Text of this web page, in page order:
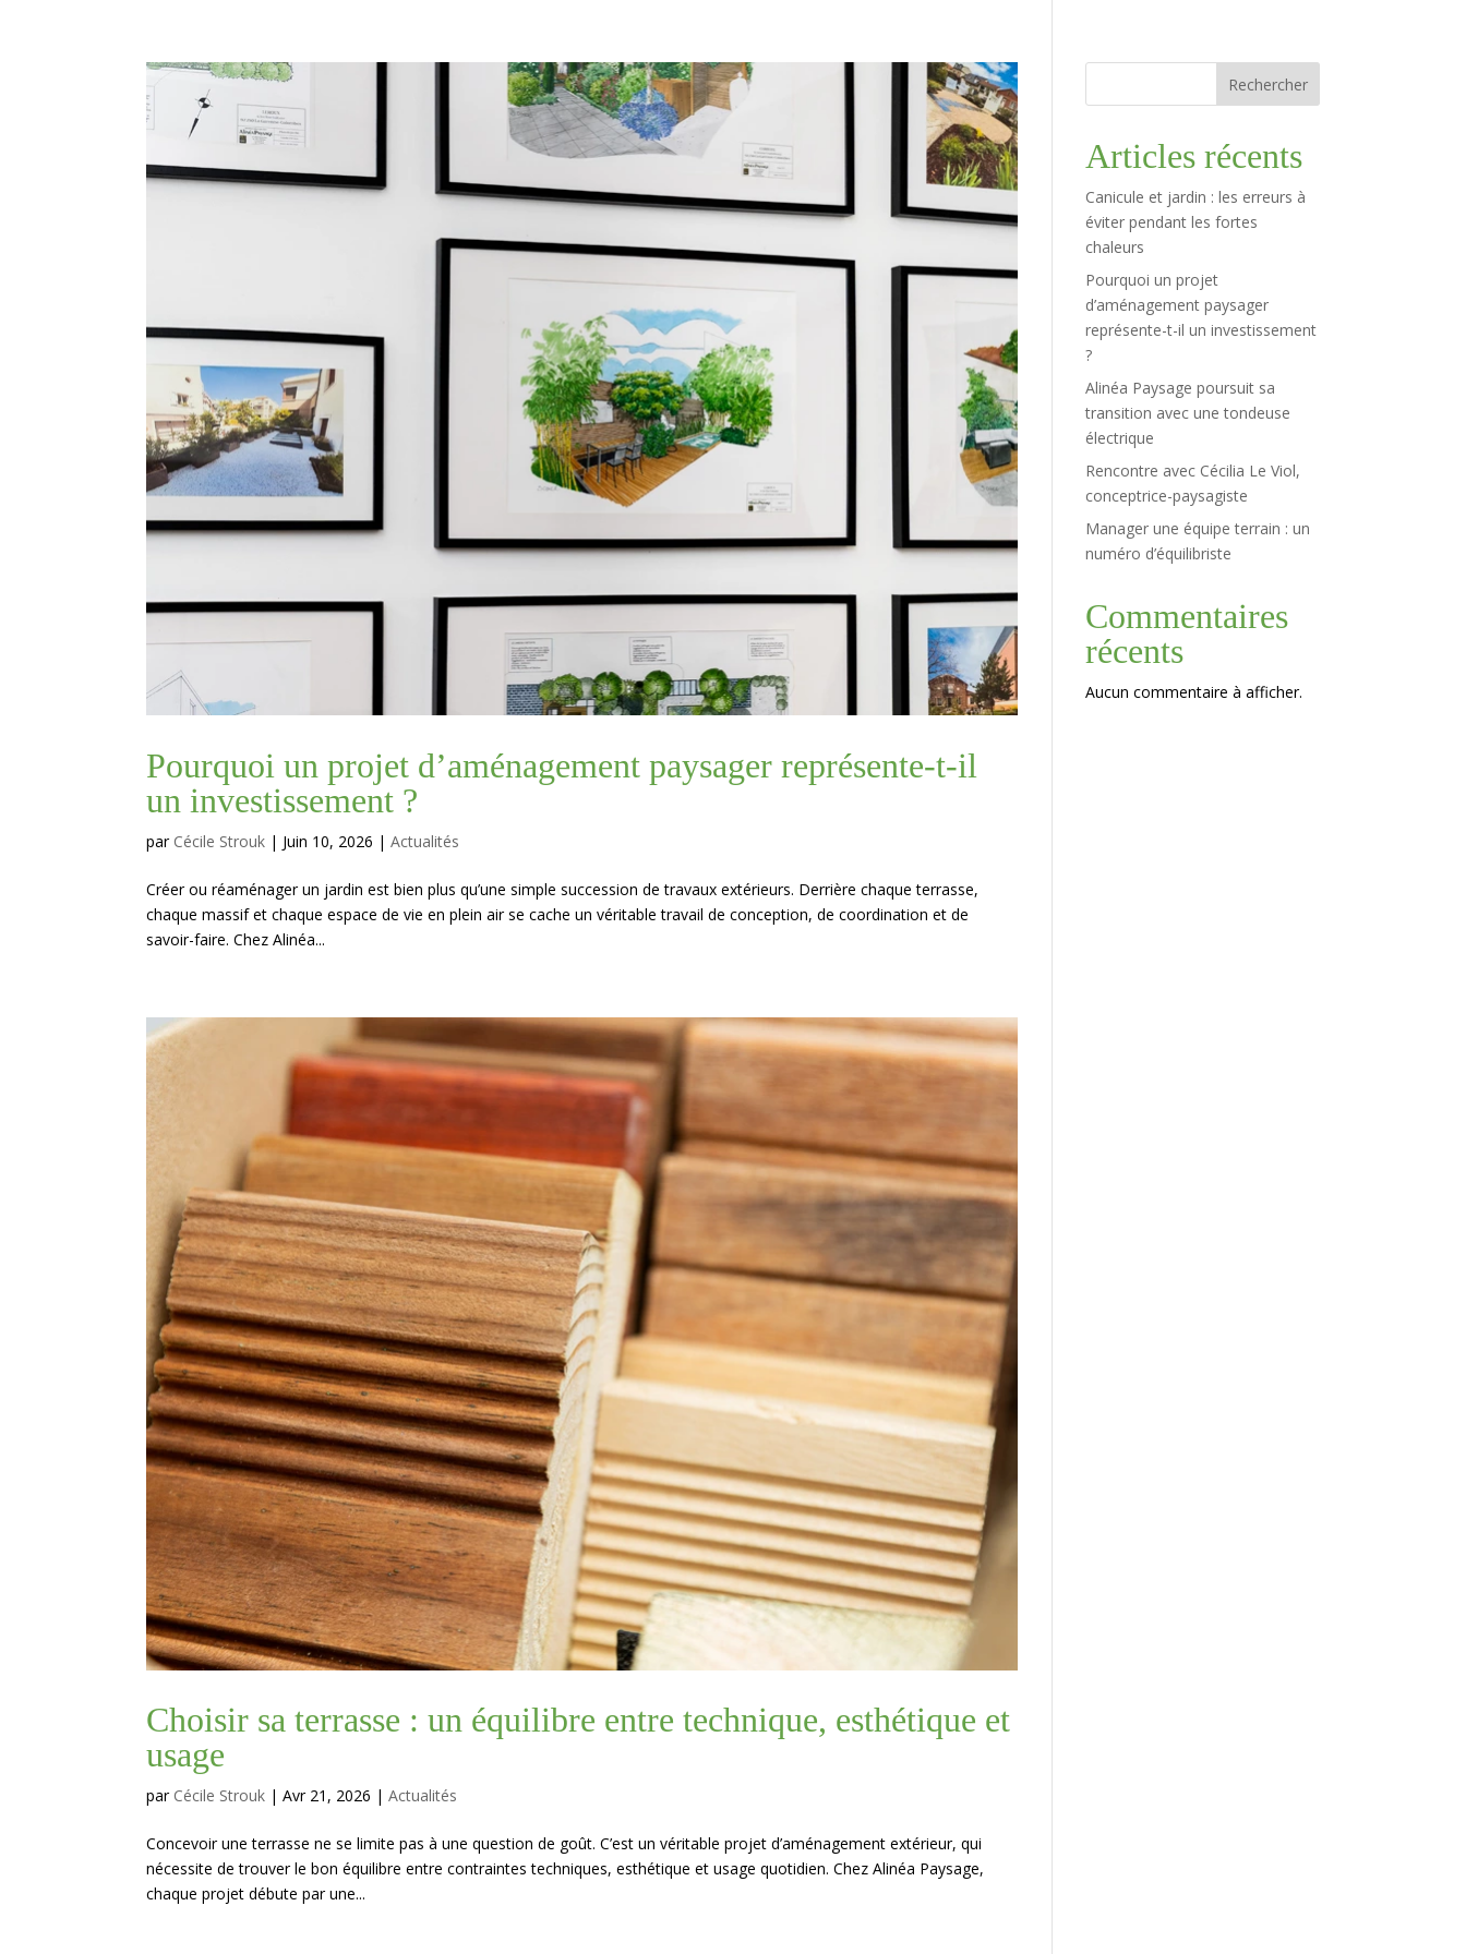
Pourquoi un projet d’aménagement paysager représente-t-il
un investissement ?
par Cécile Strouk | Juin 10, 2026 |Actualités
Créer ou réaménager un jardin est bien plus qu’une simple succession de travaux extérieurs. Derrière chaque terrasse,
chaque massif et chaque espace de vie en plein air se cache un véritable travail de conception, de coordination et de
savoir-faire. Chez Alinéa...
Choisir sa terrasse : un équilibre entre technique, esthétique et
usage
par Cécile Strouk |Avr 21, 2026 |Actualités
Concevoir une terrasse ne se limite pas à une question de goût. C’est un véritable projet d’aménagement extérieur, qui
nécessite de trouver le bon équilibre entre contraintes techniques, esthétique et usage quotidien. Chez Alinéa Paysage,
chaque projet débute par une...
Rechercher
Articles récents
Canicule et jardin : les erreurs à
éviter pendant les fortes
chaleurs
Pourquoi un projet
d’aménagement paysager
représente-t-il un investissement
?
Alinéa Paysage poursuit sa
transition avec une tondeuse
électrique
Rencontre avec Cécilia Le Viol,
conceptrice-paysagiste
Manager une équipe terrain : un
numéro d’équilibriste
Commentaires
récents
Aucun commentaire à afficher.